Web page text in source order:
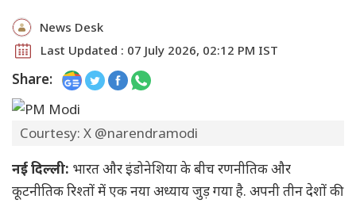
News Desk
Last Updated : 07 July 2026, 02:12 PM IST
Share:
Courtesy: X @narendramodi
नई दिल्ली: भारत और इंडोनेशिया के बीच रणनीतिक और
कूटनीतिक रिश्तों में एक नया अध्याय जुड़ गया है. अपनी तीन देशों की